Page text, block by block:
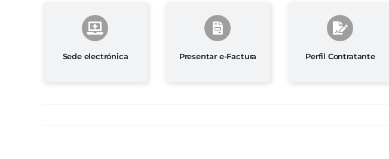
Sede electrónica Presentar e-Factura Perfil Contratante